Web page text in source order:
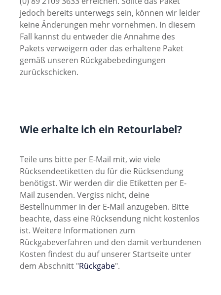
jedoch bereits unterwegs sein, können wir leider
keine Änderungen mehr vornehmen. In diesem
Fall kannst du entweder die Annahme des
Pakets verweigern oder das erhaltene Paket
gemäß unseren Rückgabebedingungen
zurückschicken.
Wie erhalte ich ein Retourlabel?
Teile uns bitte per E-Mail mit, wie viele
Rücksendeetiketten du für die Rücksendung
benötigst. Wir werden dir die Etiketten per E-
Mail zusenden. Vergiss nicht, deine
Bestellnummer in der E-Mail anzugeben. Bitte
beachte, dass eine Rücksendung nicht kostenlos
ist. Weitere Informationen zum
Rückgabeverfahren und den damit verbundenen
Kosten findest du auf unserer Startseite unter
dem Abschnitt "Rückgabe".